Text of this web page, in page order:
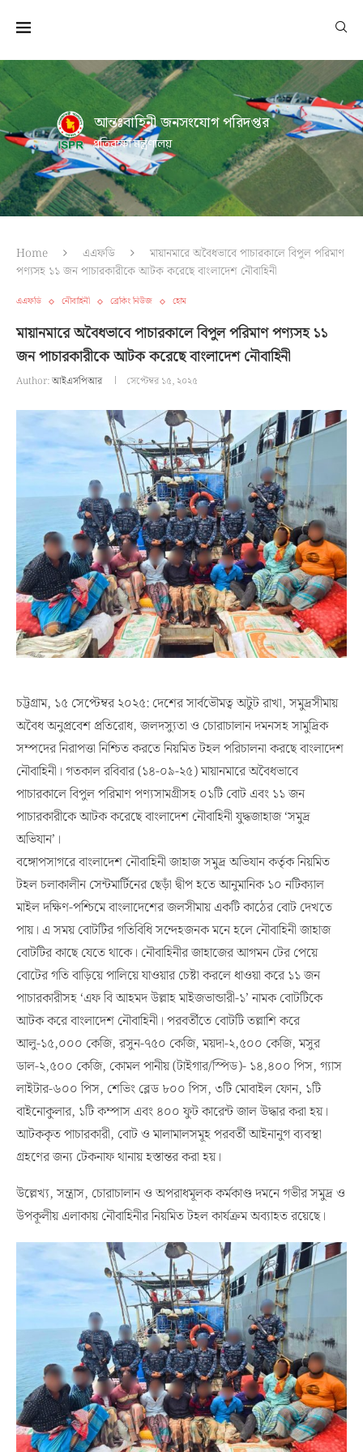
আন্তঃবাহিনী জনসংযোগ পরিদপ্তর
প্রতিরক্ষা মন্ত্রণালয়
Home এএফডি
মায়ানমারে অবৈধভাবে পাচারকালে বিপুল পরিমাণ
পণ্যসহ ১১ জন পাচারকারীকে আটক করেছে বাংলাদেশ নৌবাহিনী
এএফডি নৌবাহিনী ব্রেকিং নিউজ হোম
মায়ানমারে অবৈধভাবে পাচারকালে বিপুল পরিমাণ পণ্যসহ ১১
জন পাচারকারীকে আটক করেছে বাংলাদেশ নৌবাহিনী
Author:আইএসপিআর সেপ্টেম্বর ১৫, ২০২৫
চট্টগ্রাম, ১৫ সেপ্টেম্বর ২০২৫: দেশের সার্বভৌমত্ব অটুট রাখা, সমুদ্রসীমায়
অবৈধ অনুপ্রবেশ প্রতিরোধ, জলদস্যুতা ও চোরাচালান দমনসহ সামুদ্রিক
সম্পদের নিরাপত্তা নিশ্চিত করতে নিয়মিত টহল পরিচালনা করছে বাংলাদেশ
নৌবাহিনী। গতকাল রবিবার (১৪-০৯-২৫) মায়ানমারে অবৈধভাবে
পাচারকালে বিপুল পরিমাণ পণ্যসামগ্রীসহ ০১টি বোট এবং ১১ জন
পাচারকারীকে আটক করেছে বাংলাদেশ নৌবাহিনী যুদ্ধজাহাজ ‘সমুদ্র
অভিযান’।
বঙ্গোপসাগরে বাংলাদেশ নৌবাহিনী জাহাজ সমুদ্র অভিযান কর্তৃক নিয়মিত
টহল চলাকালীন সেন্টমার্টিনের ছেড়াঁ দ্বীপ হতে আনুমানিক ১০ নটিক্যাল
মাইল দক্ষিণ-পশ্চিমে বাংলাদেশের জলসীমায় একটি কাঠের বোট দেখতে
পায়। এ সময় বোটটির গতিবিধি সন্দেহজনক মনে হলে নৌবাহিনী জাহাজ
বোটটির কাছে যেতে থাকে। নৌবাহিনীর জাহাজের আগমন টের পেয়ে
বোটের গতি বাড়িয়ে পালিয়ে যাওয়ার চেষ্টা করলে ধাওয়া করে ১১ জন
পাচারকারীসহ ‘এফ বি আহমদ উল্লাহ মাইজভান্ডারী-১’ নামক বোটটিকে
আটক করে বাংলাদেশ নৌবাহিনী। পরবর্তীতে বোটটি তল্লাশি করে
আলু-১৫,০০০ কেজি, রসুন-৭৫০ কেজি, ময়দা-২,৫০০ কেজি, মসুর
ডাল-২,৫০০ কেজি, কোমল পানীয় (টাইগার/স্পিড)- ১৪,৪০০ পিস, গ্যাস
লাইটার-৬০০ পিস, শেভিং ব্লেড ৮০০ পিস, ৩টি মোবাইল ফোন, ১টি
বাইনোকুলার, ১টি কম্পাস এবং ৪০০ ফুট কারেন্ট জাল উদ্ধার করা হয়।
আটককৃত পাচারকারী, বোট ও মালামালসমূহ পরবর্তী আইনানুগ ব্যবস্থা
গ্রহণের জন্য টেকনাফ থানায় হস্তান্তর করা হয়।
উল্লেখ্য, সন্ত্রাস, চোরাচালান ও অপরাধমূলক কর্মকাণ্ড দমনে গভীর সমুদ্র ও
উপকূলীয় এলাকায় নৌবাহিনীর নিয়মিত টহল কার্যক্রম অব্যাহত রয়েছে।